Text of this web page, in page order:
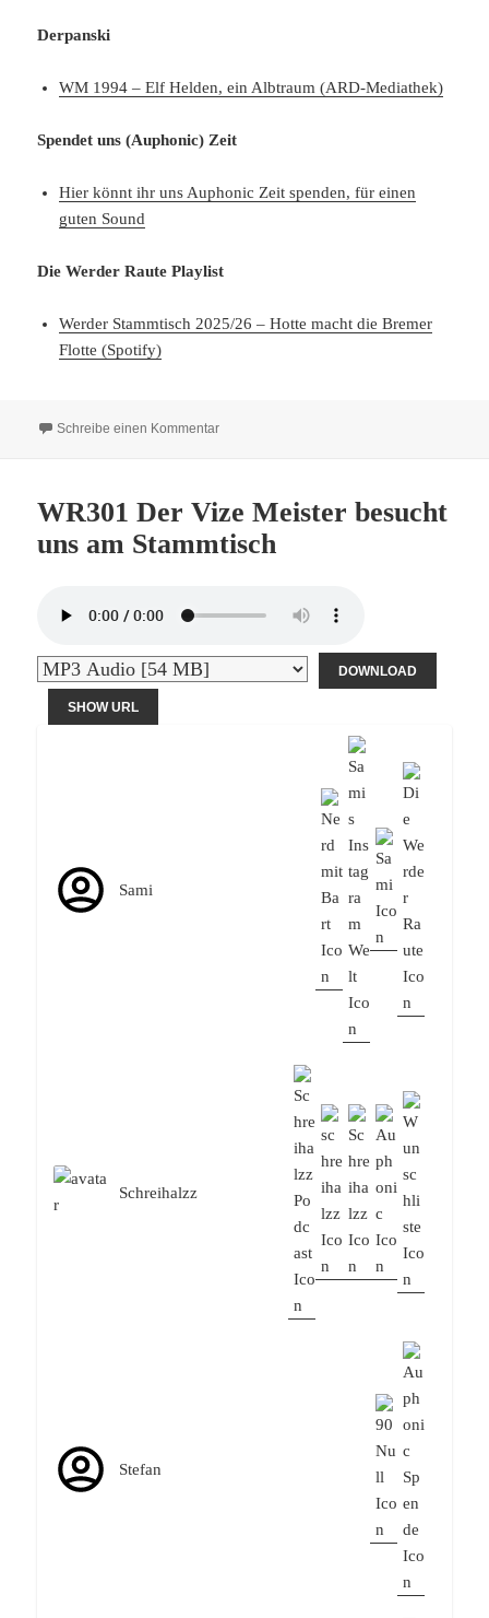
Derpanski
WM 1994 – Elf Helden, ein Albtraum (ARD-Mediathek)
Spendet uns (Auphonic) Zeit
Hier könnt ihr uns Auphonic Zeit spenden, für einen
guten Sound
Die Werder Raute Playlist
Werder Stammtisch 2025/26 – Hotte macht die Bremer
Flotte (Spotify)
Schreibe einen Kommentarzu WR 302 Werder Bremen und die WM –
WR301 Der Vize Meister besucht
uns am Stammtisch
DOWNLOAD
SHOW URL
Sami
Schreihalzz
Stefan